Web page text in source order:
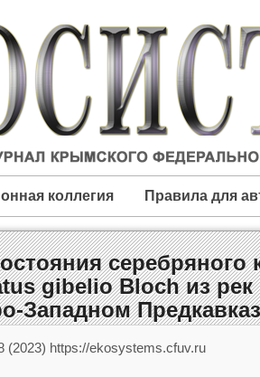
коллегия Правила для
серебряного
gibelio Bloch из
Западном
(2023) https://ekosystems.cfuv.ru